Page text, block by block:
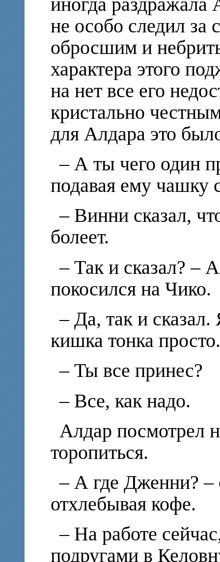
иногда раздражала
не особо следил за
обросшим и
характера этого
на нет все его
кристально
для Алдара это
– А ты чего один
подавая ему
– Винни сказал,
болеет.
– Так и сказал? –
покосился на Чико.
– Да, так и
кишка тонка
– Ты все принес?
– Все, как надо.
Алдар посмотрел
торопиться.
– А где Дженни? –
отхлебывая кофе.
– На работе
подругами в